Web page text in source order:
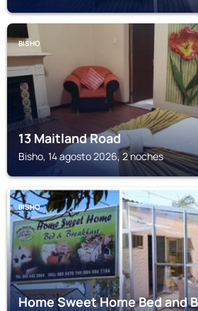
BISHO
13 Maitland Road
Bisho, 14 agosto 2026, 2 noches
BISHO
Home Sweet Home Bed and